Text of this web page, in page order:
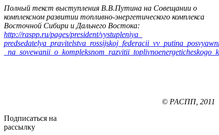
Полный текст выступления В.В.Путина на Совещании о
комплексном развитии топливно-энергетического комплекса
Восточной Сибири и Дальнего Востока:
http://raspp.ru/pages/president/vystupleniya_
© РАСПП, 2011
Подписаться на
рассылку